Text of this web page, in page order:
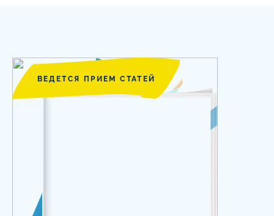
ВЕДЕТСЯ ПРИЕМ СТАТЕЙ